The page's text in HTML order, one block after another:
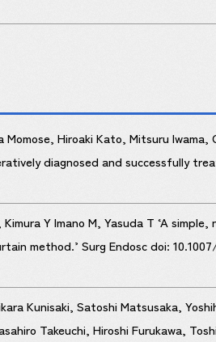
Hiroaki Kato, Mitsuru Iwama,
diagnosed and successfully
Y Imano M, Yasuda T ‘A
method.’ Surg Endosc doi:
Kunisaki, Satoshi Matsusaka,
Takeuchi, Hiroshi Furukawa,